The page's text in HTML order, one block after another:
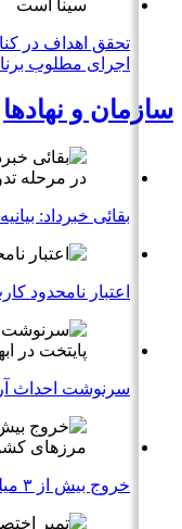
تحقق اهداف در
اجرای مطلوب
سازمان و نهادها
بقائی خبرداد:
اعتبار نامحدود
سرنوشت احداث
خروج بیش از ۳ میلیون و ۳۵۲ هزار زائر از مرزهای کشور